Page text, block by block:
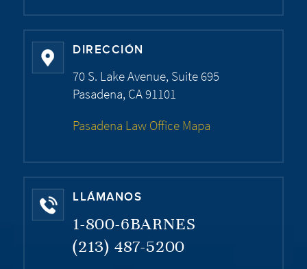
DIRECCIÓN
70 S. Lake Avenue, Suite 695
Pasadena, CA 91101
Pasadena Law Office Mapa
LLÁMANOS
1-800-6BARNES
(213) 487-5200